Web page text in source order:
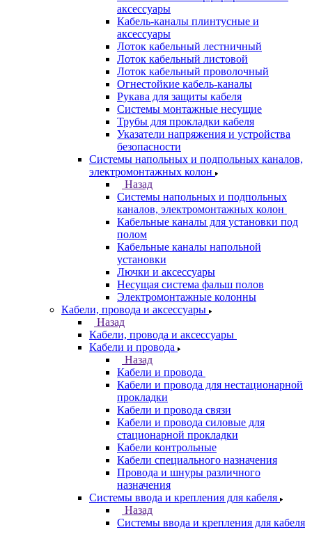
аксессуары
Кабель-каналы плинтусные и
аксессуары
Лоток кабельный лестничный
Лоток кабельный листовой
Лоток кабельный проволочный
Огнестойкие кабель-каналы
Рукава для защиты кабеля
Системы монтажные несущие
Трубы для прокладки кабеля
Указатели напряжения и устройства
безопасности
Системы напольных и подпольных каналов,
электромонтажных колон
Назад
Системы напольных и подпольных
каналов, электромонтажных колон
Кабельные каналы для установки под
полом
Кабельные каналы напольной
установки
Лючки и аксессуары
Несущая система фальш полов
Электромонтажные колонны
Кабели, провода и аксессуары
Назад
Кабели, провода и аксессуары
Кабели и провода
Назад
Кабели и провода
Кабели и провода для нестационарной
прокладки
Кабели и провода связи
Кабели и провода силовые для
стационарной прокладки
Кабели контрольные
Кабели специального назначения
Провода и шнуры различного
назначения
Системы ввода и крепления для кабеля
Назад
Системы ввода и крепления для кабеля